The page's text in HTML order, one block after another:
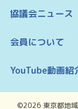
協議会ニュース
会員について
YouTube動画紹
©2026 東京都地